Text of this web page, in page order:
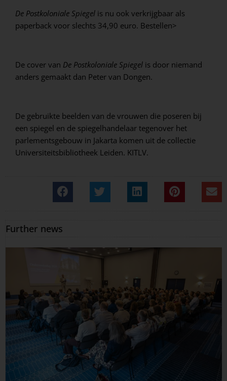
De Postkoloniale Spiegel is nu ook verkrijgbaar als
paperback voor slechts 34,90 euro. Bestellen>
De cover van De Postkoloniale Spiegel is door niemand
anders gemaakt dan Peter van Dongen.
De gebruikte beelden van de vrouwen die poseren bij
een spiegel en de spiegelhandelaar tegenover het
parlementsgebouw in Jakarta komen uit de collectie
Universiteitsbibliotheek Leiden. KITLV.
Further news